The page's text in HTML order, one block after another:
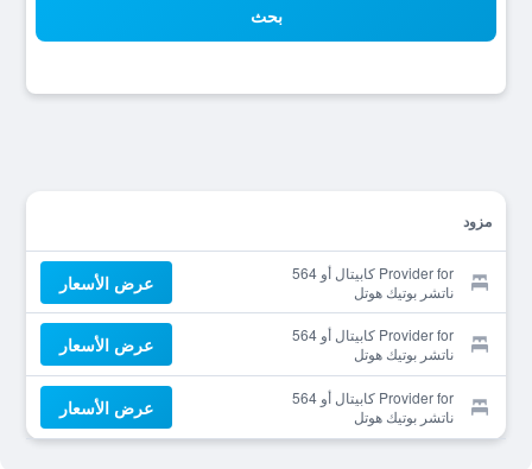
بحث
مزود
Provider for كابيتال أو 564
ناتشر بوتيك هوتل
عرض الأسعار
Provider for كابيتال أو 564
ناتشر بوتيك هوتل
عرض الأسعار
Provider for كابيتال أو 564
ناتشر بوتيك هوتل
عرض الأسعار